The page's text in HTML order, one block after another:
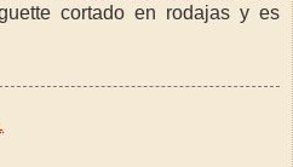
cortado en rodajas y es